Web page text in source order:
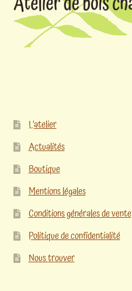
L’atelier
Actualités
Boutique
Mentions légales
Conditions générales de vente
Politique de confidentialité
Nous trouver